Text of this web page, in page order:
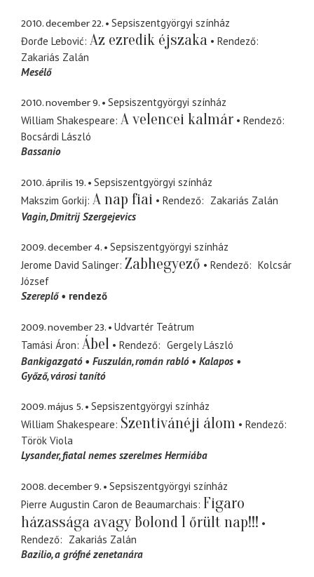
2010. december 22.
Sepsiszentgyörgyi színház
Đorđe Lebović Az ezredik éjszaka
Rendező
Zakariás Zalán
Mesélő
2010. november 9.
Sepsiszentgyörgyi színház
William Shakespeare A velencei kalmár
Rendező
Bocsárdi László
Bassanio
2010. április 19.
Sepsiszentgyörgyi színház
Makszim Gorkij A nap fiai Rendező
Zakariás Zalán
Vagin Dmitrij Szergejevics
2009. december 4.
Sepsiszentgyörgyi színház
Jerome David Salinger Zabhegyező Rendező
Kolcsár
József
Szereplő
rendező
2009. november 23.
Udvartér Teátrum
Tamási Áron Ábel Rendező
Gergely László
Bankigazgató
Fuszulán román rabló
Kalapos
Győző városi tanító
2009. május 5.
Sepsiszentgyörgyi színház
William Shakespeare Szentivánéji álom
Rendező
Török Viola
Lysander fiatal nemes szerelmes Hermiába
2008. december 9.
Sepsiszentgyörgyi színház
Pierre Augustin Caron de Beaumarchais Figaro
házassága avagy Bolond 1 őrült nap!!!
Rendező
Zakariás Zalán
Bazilio a grófné zenetanára